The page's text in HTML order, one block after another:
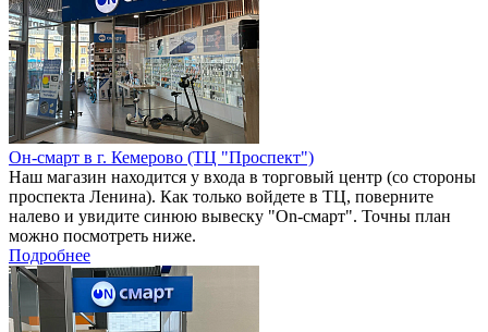
Он-смарт в г. Кемерово (ТЦ "Проспект")
Наш магазин находится у входа в торговый центр (со стороны
проспекта Ленина). Как только войдете в ТЦ, поверните
налево и увидите синюю вывеску "On-смарт". Точны план
можно посмотреть ниже.
Подробнее